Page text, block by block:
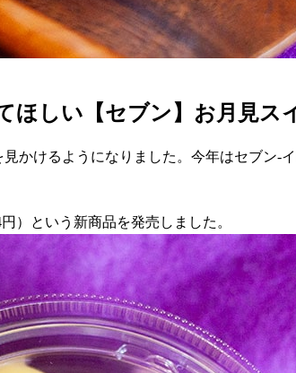
ほしい【セブン】お月見ス
かけるようになりました。今年はセブン-
）という新商品を発売しました。